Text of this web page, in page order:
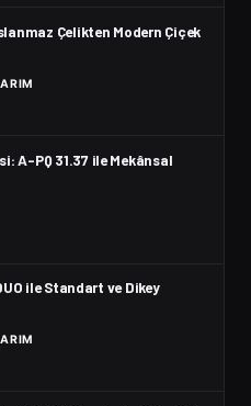
Çelikten Modern Çiçek
A-PQ 31.37 ile Mekânsal
ile Standart ve Dikey